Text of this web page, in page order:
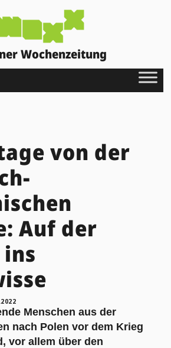
Wochenzeitung
von der
Auf der
Menschen aus der
nach Polen vor dem Krieg
vor allem über den